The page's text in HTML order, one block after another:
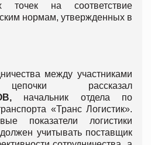
точек на соответствие
нормам, утвержденных в
между участниками
цепочки рассказал
,начальник отдела по
«Транс Логистик».
показатели логистики
учитывать поставщик